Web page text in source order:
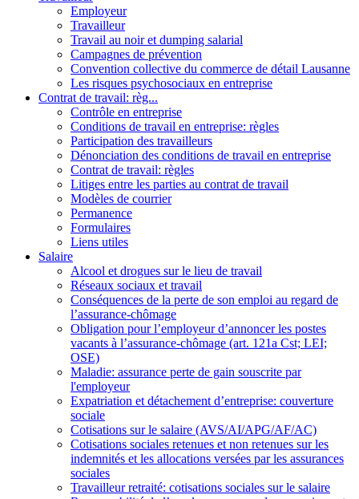
Employeur
Travailleur
Travail au noir et dumping salarial
Campagnes de prévention
Convention collective du commerce de détail Lausanne
Les risques psychosociaux en entreprise
Contrat de travail: règ...
Contrôle en entreprise
Conditions de travail en entreprise: règles
Participation des travailleurs
Dénonciation des conditions de travail en entreprise
Contrat de travail: règles
Litiges entre les parties au contrat de travail
Modèles de courrier
Permanence
Formulaires
Liens utiles
Salaire
Alcool et drogues sur le lieu de travail
Réseaux sociaux et travail
Conséquences de la perte de son emploi au regard de
l’assurance-chômage
Obligation pour l’employeur d’annoncer les postes
vacants à l’assurance-chômage (art. 121a Cst; LEI;
OSE)
Maladie: assurance perte de gain souscrite par
l'employeur
Expatriation et détachement d’entreprise: couverture
sociale
Cotisations sur le salaire (AVS/AI/APG/AF/AC)
Cotisations sociales retenues et non retenues sur les
indemnités et les allocations versées par les assurances
sociales
Travailleur retraité: cotisations sociales sur le salaire